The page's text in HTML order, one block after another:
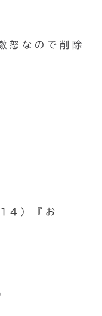
怒なので削除
）『お